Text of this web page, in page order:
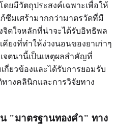
โดยมีวัตถุประสงค์เฉพาะเพื่อให้
ซึมเศร้ามากกว่ามาตรวัดที่มี
จิตใจหลักที่น่าจะได้รับอิทธิพล
ยงที่ทำให้ง่วงนอนของยาเก่าๆ
จตนานี้เป็นเหตุผลสำคัญที่
ยวข้องและได้รับการยอมรับ
างคลินิกและการวิจัยทาง
น "มาตรฐานทองคำ" ทาง